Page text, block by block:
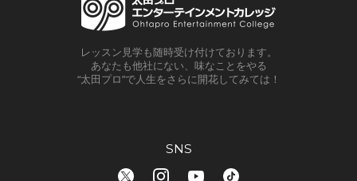
レッスン見学も随時受け付けております。
あなたも他社にない、味なことをやる
“太田プロ”で人生をさらに開花してみては！
SNS